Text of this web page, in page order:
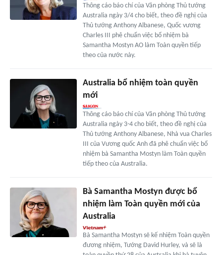
Thông cáo báo chí của Văn phòng Thủ tướng
Australia ngày 3/4 cho biết, theo đề nghị của
Thủ tướng Anthony Albanese, Quốc vương
Charles III phê chuẩn việc bổ nhiệm bà
Samantha Mostyn AO làm Toàn quyền tiếp
theo của nước này.
Australia bổ nhiệm toàn quyền
mới
Thông cáo báo chí của Văn phòng Thủ tướng
Australia ngày 3-4 cho biết, theo đề nghị của
Thủ tướng Anthony Albanese, Nhà vua Charles
III của Vương quốc Anh đã phê chuẩn việc bổ
nhiệm bà Samantha Mostyn làm Toàn quyền
tiếp theo của Australia.
Bà Samantha Mostyn được bổ
nhiệm làm Toàn quyền mới của
Australia
Bà Samantha Mostyn sẽ kế nhiệm Toàn quyền
đương nhiệm, Tướng David Hurley, và sẽ là